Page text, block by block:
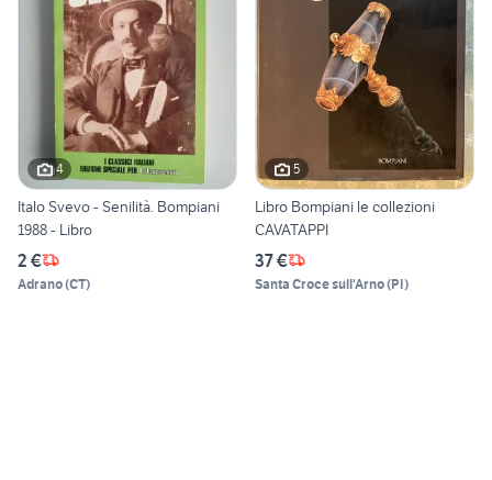
4
Italo Svevo - Senilità. Bompiani
1988 - Libro
2 €
Adrano(CT)
5
Libro Bompiani le collezioni
CAVATAPPI
37 €
Santa Croce sull'Arno(PI)